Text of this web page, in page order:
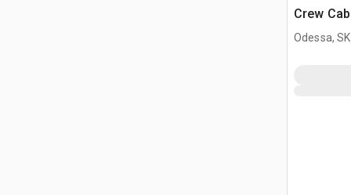
Crew
Odessa,